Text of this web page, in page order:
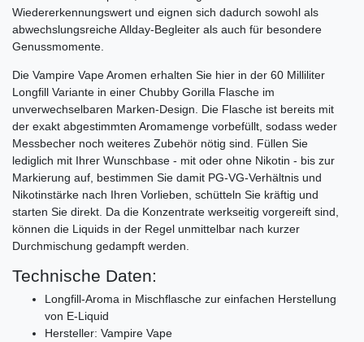
Wiedererkennungswert und eignen sich dadurch sowohl als
abwechslungsreiche Allday-Begleiter als auch für besondere
Genussmomente.
Die Vampire Vape Aromen erhalten Sie hier in der 60 Milliliter
Longfill Variante in einer Chubby Gorilla Flasche im
unverwechselbaren Marken-Design. Die Flasche ist bereits mit
der exakt abgestimmten Aromamenge vorbefüllt, sodass weder
Messbecher noch weiteres Zubehör nötig sind. Füllen Sie
lediglich mit Ihrer Wunschbase - mit oder ohne Nikotin - bis zur
Markierung auf, bestimmen Sie damit PG-VG-Verhältnis und
Nikotinstärke nach Ihren Vorlieben, schütteln Sie kräftig und
starten Sie direkt. Da die Konzentrate werkseitig vorgereift sind,
können die Liquids in der Regel unmittelbar nach kurzer
Durchmischung gedampft werden.
Technische Daten:
Longfill-Aroma in Mischflasche zur einfachen Herstellung
von E-Liquid
Hersteller: Vampire Vape